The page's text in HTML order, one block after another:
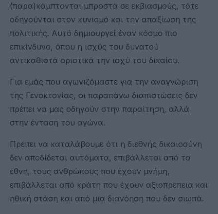
(παρα)κάμπτονται μπροστά σε εκβιασμούς, τότε
οδηγούνται στον κυνισμό και την απαξίωση της
πολιτικής. Αυτό δημιουργεί έναν κόσμο πιο
επικίνδυνο, όπου η ισχύς του δυνατού
αντικαθιστά οριστικά την ισχύ του δικαίου.
Για εμάς που αγωνιζόμαστε για την αναγνώριση
της Γενοκτονίας, οι παραπάνω διαπιστώσεις δεν
πρέπει να μας οδηγούν στην παραίτηση, αλλά
στην ένταση του αγώνα.
Πρέπει να καταλάβουμε ότι η διεθνής δικαιοσύνη
δεν αποδίδεται αυτόματα, επιβάλλεται από τα
έθνη, τους ανθρώπους που έχουν μνήμη,
επιβάλλεται από κράτη που έχουν αξιοπρέπεια και
ηθική στάση και από μια διανόηση που δεν σιωπά.